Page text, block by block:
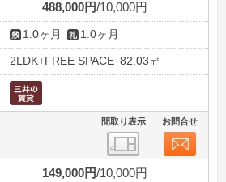
488,000円 10,000円
1.0ヶ月 1.0ヶ月
2LDK+FREE SPACE 82.03㎡
間取り表示 お問合せ
149,000円 10,000円